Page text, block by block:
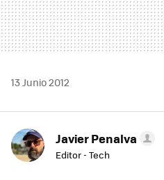
13 Junio 2012
Javier Penalva
Editor - Tech